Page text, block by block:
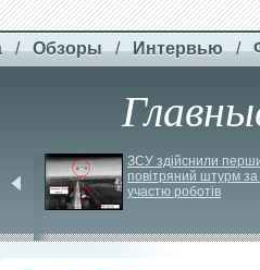
/ Обзоры / Интервью /
ЗСУ здійснили
повітряний штурм за
участю роботів